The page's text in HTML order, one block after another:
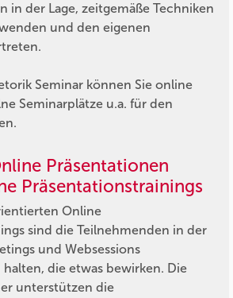
in der Lage, zeitgemäße Techniken
und den eigenen
Seminar können Sie online
Seminarplätze u.a. für den
Präsentationen
Präsentationstrainings
Online
sind die Teilnehmenden in der
und Websessions
halten, die etwas bewirken. Die
unterstützen die